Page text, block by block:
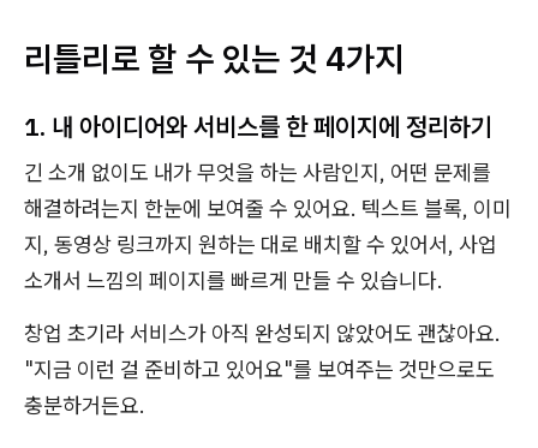
리틀리로 할 수 있는 것 4가지
1. 내 아이디어와 서비스를 한 페이지에 정리하기
긴 소개 없이도 내가 무엇을 하는 사람인지, 어떤 문제를
해결하려는지 한눈에 보여줄 수 있어요. 텍스트 블록, 이미
지, 동영상 링크까지 원하는 대로 배치할 수 있어서, 사업
소개서 느낌의 페이지를 빠르게 만들 수 있습니다.
창업 초기라 서비스가 아직 완성되지 않았어도 괜찮아요.
"지금 이런 걸 준비하고 있어요"를 보여주는 것만으로도
충분하거든요.